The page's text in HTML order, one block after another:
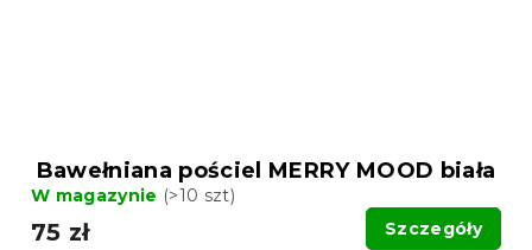
Bawełniana pościel MERRY MOOD biała
W magazynie (>10 szt)
75 zł Szczegóły